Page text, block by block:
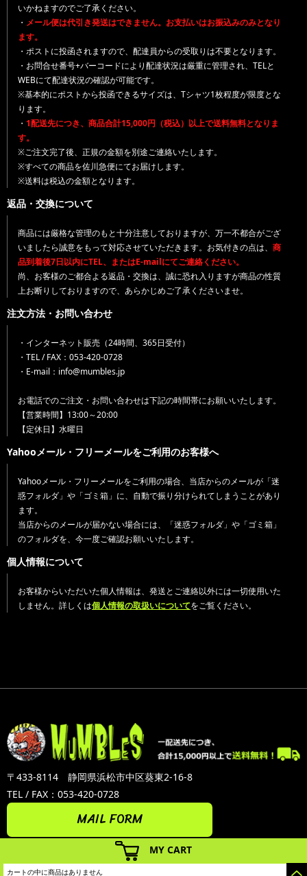
MY CART
カートの中に商品はありません
いかねますのでご了承ください。
・ メール便は代引き発送はできません。お支払いはお振込みのみとなり
ます。
・ポストに投函されますので、配達員からの受取りは不要となります。
・お問合せ番号+バーコードにより配達状況は厳重に管理され、TELと
WEBにて配達状況の確認が可能です。
※基本的にポストから投函できるサイズは、Tシャツ1枚程度が限度とな
ります。
・ 1配送先につき、商品合計15,000円（税込）以上で送料無料となりま
す。
※ご注文完了後、正規の金額を別途ご連絡いたします。
※すべての商品を佐川急便にてお届けします。
※送料は税込の金額となります。
返品・交換について
商品には厳格な管理のもと十分注意しておりますが、万一不都合がござ
いましたら誠意をもって対応させていただきます。お気付きの点は、 商
品到着後7日以内にTEL、またはE-mailにてご連絡ください。
尚、お客様のご都合よる返品・交換は、誠に恐れ入りますが商品の性質
上お断りしておりますので、あらかじめご了承くださいませ。
注文方法・お問い合わせ
・インターネット販売（24時間、365日受付）
・TEL / FAX：053-420-0728
・E-mail：info@mumbles.jp
お電話でのご注文・お問い合わせは下記の時間帯にお願いいたします。
【営業時間】13:00～20:00
【定休日】水曜日
Yahooメール・フリーメールをご利用のお客様へ
Yahooメール・フリーメールをご利用の場合、当店からのメールが「迷
惑フォルダ」や「ゴミ箱」に、自動で振り分けられてしまうことがあり
ます。
当店からのメールが届かない場合には、「迷惑フォルダ」や「ゴミ箱」
のフォルダを、今一度ご確認お願いいたします。
個人情報について
お客様からいただいた個人情報は、発送とご連絡以外には一切使用いた
しません。詳しくは個人情報の取扱いについてをご覧ください。
〒433-8114 静岡県浜松市中区葵東2-16-8
TEL / FAX：053-420-0728
MAIL FORM